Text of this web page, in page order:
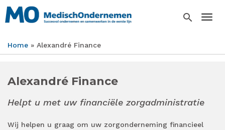
Overslaan
en
inhoud
search
Home Alexandré Finance
Alexandré Finance
Helpt u met uw financiële zorgadministratie
Wij helpen u graag om uw zorgonderneming financieel